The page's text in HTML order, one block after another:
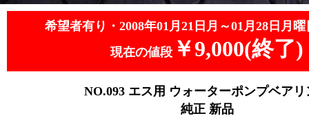
希望者有り・2008年01月21日月～01月28日月曜
現在の値段 ￥9,000(終了)
NO.093エス用 ウォーターポンプベアリ
純正 新品